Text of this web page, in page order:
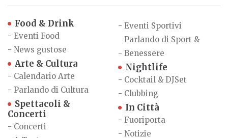
Food & Drink
- Eventi Food
- News gustose
Arte & Cultura
- Calendario Arte
- Parlando di Cultura
Spettacoli &
Concerti
- Concerti
- Eventi Sportivi
-
Parlando di Sport &
Benessere
Nightlife
- Cocktail & DJSet
- Clubbing
In Città
- Fuoriporta
- Notizie